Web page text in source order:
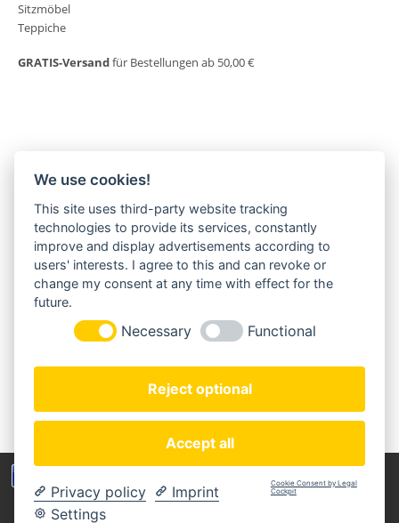
der Webseite zu verbessen. Durch Deinen Besuch
Sitzmöbel
Teppiche
GRATIS-Versandfür Bestellungen ab 50,00 €
MORGENLAND-BAZAR
Herderstraße 2
22085 Hamburg
+49(0)40 18 033 286
info@morgenland-bazar.de
www.morgenland-bazar.de
FOLGEN SIE UNS:
We use cookies!
This site uses third-party website tracking
technologies to provide its services, constantly
improve and display advertisements according to
users' interests. I agree to this and can revoke or
change my consent at any time with effect for the
future.
Necessary Functional
Reject optional
Accept all
Privacy policy
Imprint
Settings
Cookie Consent by Legal
Cockpit